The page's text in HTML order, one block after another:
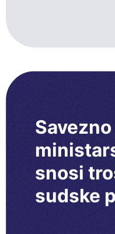
Savezno
snosi
sudske